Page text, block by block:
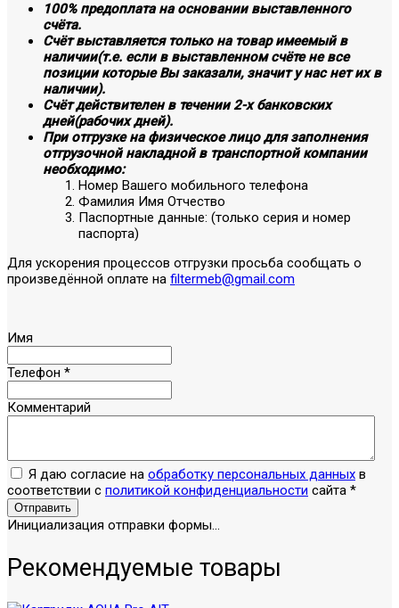
100% предоплата на основании выставленного
счёта.
Счёт выставляется только на товар имеемый в
наличии(т.е. если в выставленном счёте не все
позиции которые Вы заказали, значит у нас нет их в
наличии).
Счёт действителен в течении 2-х банковских
дней(рабочих дней).
При отгрузке на физическое лицо для заполнения
отгрузочной накладной в транспортной компании
необходимо:
Номер Вашего мобильного телефона
Фамилия Имя Отчество
Паспортные данные: (только серия и номер
паспорта)
Для ускорения процессов отгрузки просьба сообщать о
произведённой оплате на filtermeb@gmail.com
Имя
Телефон *
Комментарий
Я даю согласие на обработку персональных данных в
соответствии с политикой конфиденциальности сайта *
Отправить
Инициализация отправки формы...
Рекомендуемые товары